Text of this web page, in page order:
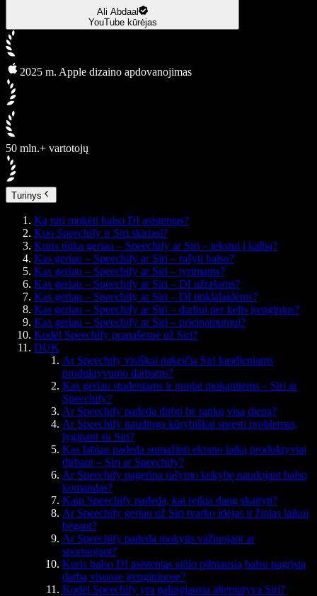
Ali Abdaal
YouTube kūrėjas
2025 m. Apple dizaino apdovanojimas
50 mln.+ vartotojų
Turinys
Ką turi mokėti balso DI asistentas?
Kuo Speechify ir Siri skiriasi?
Kuris tinka geriau – Speechify ar Siri – tekstui į kalbą?
Kas geriau – Speechify ar Siri – rašyti balsu?
Kas geriau – Speechify ar Siri – tyrimams?
Kas geriau – Speechify ar Siri – DI užrašams?
Kas geriau – Speechify ar Siri – DI tinklalaidėms?
Kas geriau – Speechify ar Siri – darbui per kelis įrenginius?
Kas geriau – Speechify ar Siri – prieinamumui?
Kodėl Speechify pranašesnė už Siri?
DUK
Ar Speechify visiškai pakeičia Siri kasdieniams
produktyvumo darbams?
Kas geriau studentams ir nuolat mokantiems – Siri ar
Speechify?
Ar Speechify padeda dirbti be rankų visą dieną?
Ar Speechify naudinga kūrybiškai spręsti problemas,
lyginant su Siri?
Kas labiau padeda sumažinti ekrano laiką produktyviai
dirbant – Siri ar Speechify?
Ar Speechify pagerina rašymo kokybę naudojant balso
komandas?
Kaip Speechify padeda, kai reikia daug skaityti?
Ar Speechify geriau už Siri tvarko idėjas ir žinias laikui
bėgant?
Ar Speechify padeda mokytis važiuojant ar
sportuojant?
Kuris balso DI asistentas siūlo pilniausią balsu pagrįstą
darbą visuose įrenginiuose?
Kodėl Speechify yra galingiausia alternatyva Siri?